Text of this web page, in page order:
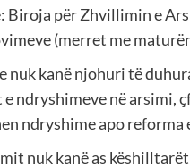
Biroja për Zhvillimin e
(merret me
kanë njohuri të
ndryshimeve në arsimi,
ndryshime apo reforma
nuk kanë as